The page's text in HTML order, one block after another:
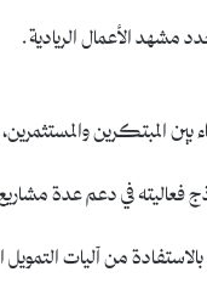
مشهد الأعمال الريادية.
المبتكرين
فعاليته في دعم عدة
بالاستفادة من آليات